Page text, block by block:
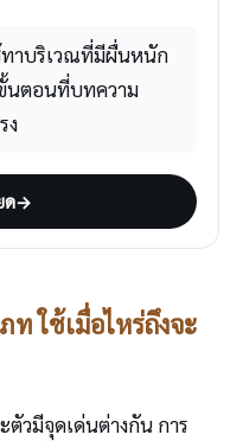
ทาบริเวณที่มีผื่นหนัก
นตอนที่บทความ
ง
ด→
ใช้เมื่อไหร่ถึงจะ
วมีจุดเด่นต่างกัน การ